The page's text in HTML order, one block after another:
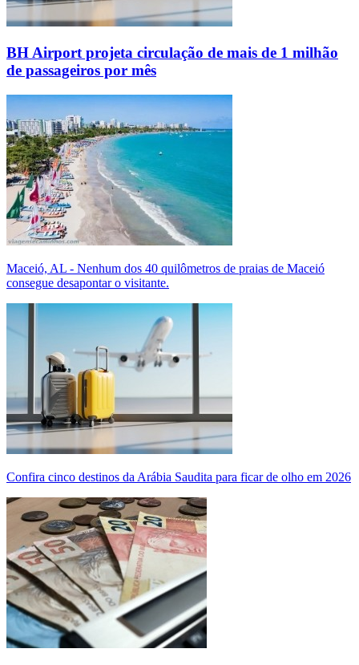
BH Airport projeta circulação de mais de 1 milhão
de passageiros por mês
Maceió, AL - Nenhum dos 40 quilômetros de praias de Maceió
consegue desapontar o visitante.
Confira cinco destinos da Arábia Saudita para ficar de olho em 2026